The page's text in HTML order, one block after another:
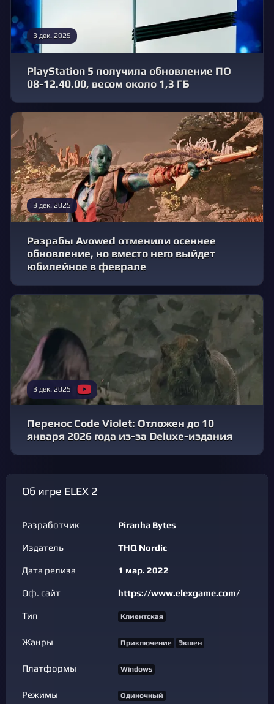
3 дек. 2025
PlayStation 5 получила обновление ПО
08-12.40.00, весом около 1,3 ГБ
3 дек. 2025
Разрабы Avowed отменили осеннее
обновление, но вместо него выйдет
юбилейное в феврале
3 дек. 2025
Перенос Code Violet: Отложен до 10
января 2026 года из-за Deluxe-издания
Об игре ELEX 2
Разработчик Piranha Bytes
Издатель THQ Nordic
Дата релиза 1 мар. 2022
Оф. сайт https://www.elexgame.com/
Тип Клиентская
Жанры Приключение Экшен
Платформы Windows
Режимы Одиночный